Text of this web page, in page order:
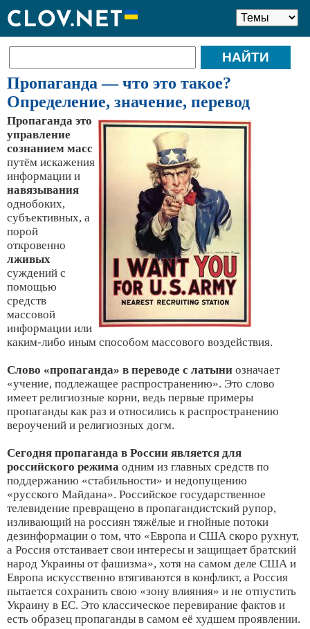
Пропаганда — что это такое?
Определение, значение, перевод
Пропаганда это
управление
сознанием масс
путём искажения
информации и
навязывания
однобоких,
субъективных, а
порой
откровенно
лживых
суждений с
помощью
средств
массовой
информации или
каким-либо иным способом массового воздействия.
Слово «пропаганда» в переводе с латыни означает
«учение, подлежащее распространению». Это слово
имеет религиозные корни, ведь первые примеры
пропаганды как раз и относились к распространению
вероучений и религиозных догм.
Сегодня пропаганда в России является для
российского режима одним из главных средств по
поддержанию «стабильности» и недопущению
«русского Майдана». Российское государственное
телевидение превращено в пропагандистский рупор,
изливающий на россиян тяжёлые и гнойные потоки
дезинформации о том, что «Европа и США скоро рухнут,
а Россия отстаивает свои интересы и защищает братский
народ Украины от фашизма», хотя на самом деле США и
Европа искусственно втягиваются в конфликт, а Россия
пытается сохранить свою «зону влияния» и не отпустить
Украину в ЕС. Это классическое перевирание фактов и
есть образец пропаганды в самом её худшем проявлении.